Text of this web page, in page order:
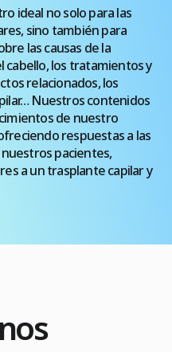
ideal no solo para las
sino también para
las causas de la
cabello, los tratamientos y
relacionados, los
Nuestros contenidos
de nuestro
respuestas a las
pacientes,
a un trasplante capilar y